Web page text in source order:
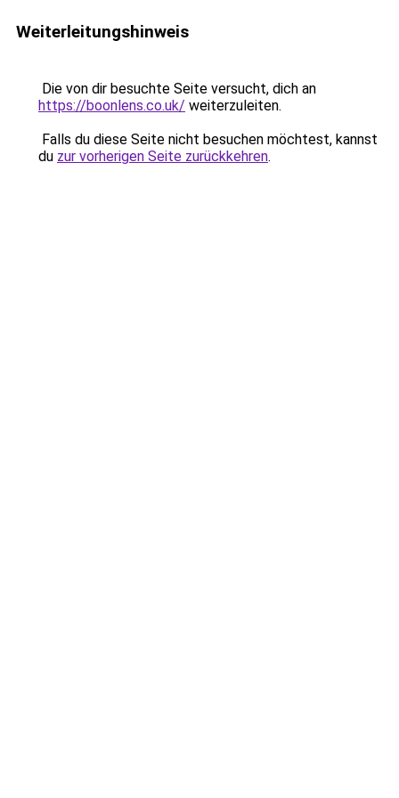
Weiterleitungshinweis
Die von dir besuchte Seite versucht, dich an
https://boonlens.co.uk/ weiterzuleiten.
Falls du diese Seite nicht besuchen möchtest, kannst
du zur vorherigen Seite zurückkehren.